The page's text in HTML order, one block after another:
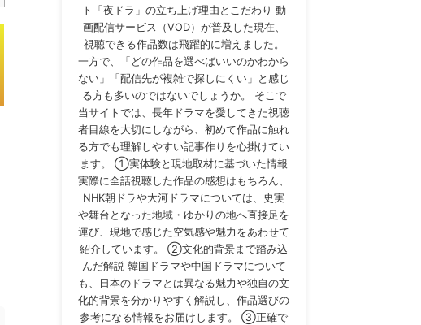
ト「夜ドラ」の立ち上げ理由とこだわり 動
画配信サービス（VOD）が普及した現在、
視聴できる作品数は飛躍的に増えました。
一方で、「どの作品を選べばいいのかわから
ない」「配信先が複雑で探しにくい」と感じ
る方も多いのではないでしょうか。 そこで
当サイトでは、長年ドラマを愛してきた視聴
者目線を大切にしながら、初めて作品に触れ
る方でも理解しやすい記事作りを心掛けてい
ます。 ①実体験と現地取材に基づいた情報
実際に全話視聴した作品の感想はもちろん、
NHK朝ドラや大河ドラマについては、史実
や舞台となった地域・ゆかりの地へ直接足を
運び、現地で感じた空気感や魅力をあわせて
紹介しています。 ②文化的背景まで踏み込
んだ解説 韓国ドラマや中国ドラマについて
も、日本のドラマとは異なる魅力や独自の文
化的背景を分かりやすく解説し、作品選びの
参考になる情報をお届けします。 ③正確で